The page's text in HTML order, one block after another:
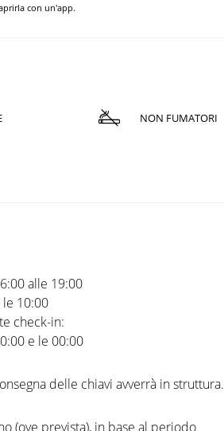
con un'app.
NON FUMATORI
alle 19:00
10:00
check-in:
e le 00:00
delle chiavi avverrà in struttura.
(ove prevista), in base al periodo